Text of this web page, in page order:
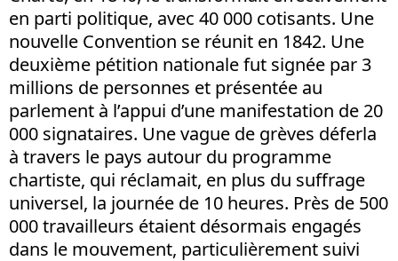
en parti politique, avec 40 000 cotisants. Une
nouvelle Convention se réunit en 1842. Une
deuxième pétition nationale fut signée par 3
millions de personnes et présentée au
parlement à l’appui d’une manifestation de 20
000 signataires. Une vague de grèves déferla
à travers le pays autour du programme
chartiste, qui réclamait, en plus du suffrage
universel, la journée de 10 heures. Près de 500
000 travailleurs étaient désormais engagés
dans le mouvement, particulièrement suivi